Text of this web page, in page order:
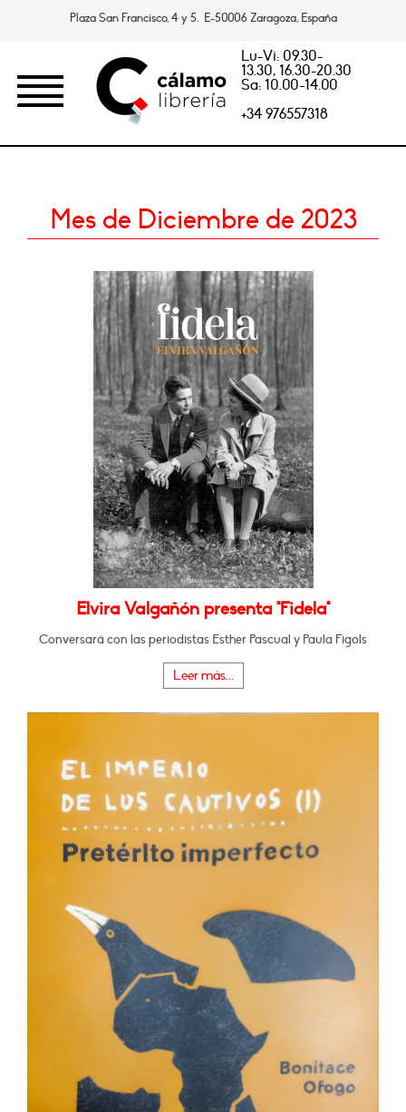
Plaza San Francisco, 4 y 5. E-50006 Zaragoza, España
Lu-Vi: 09.30-
13.30, 16.30-20.30
Sa: 10.00-14.00
+34 976557318
Mes de Diciembre de 2023
Elvira Valgañón presenta "Fidela"
Conversará con las periodistas Esther Pascual y Paula Figols
Leer más...